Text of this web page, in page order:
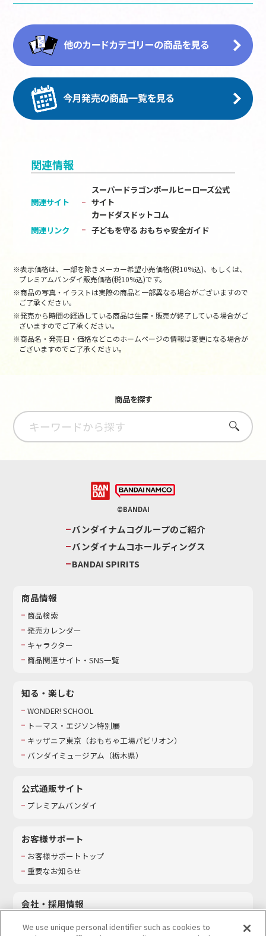
関連情報
関連サイト
スーパードラゴンボールヒーローズ公式
サイト
カードダスドットコム
関連リンク
子どもを守る おもちゃ安全ガイド
※表示価格は、一部を除きメーカー希望小売価格(税10%込)、もしくは、
プレミアムバンダイ販売価格(税10%込)です。
※商品の写真・イラストは実際の商品と一部異なる場合がございますので
ご了承ください。
※発売から時間の経過している商品は生産・販売が終了している場合がご
ざいますのでご了承ください。
※商品名・発売日・価格などこのホームページの情報は変更になる場合が
ございますのでご了承ください。
商品を探す
さがす
©BANDAI
バンダイナムコグループのご紹介
バンダイナムコホールディングス
BANDAI SPIRITS
商品情報
商品検索
発売カレンダー
キャラクター
商品関連サイト・SNS一覧
知る・楽しむ
WONDER! SCHOOL
トーマス・エジソン特別展
キッザニア東京（おもちゃ工場パビリオン）​
バンダイミュージアム（栃木県）
公式通販サイト
プレミアムバンダイ
お客様サポート
お客様サポートトップ
重要なお知らせ
会社・採用情報
We use unique personal identifier such as cookies to